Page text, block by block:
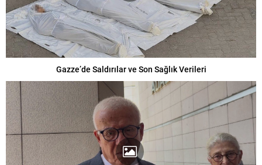
Gazze’de Saldırılar ve Son Sağlık Verileri